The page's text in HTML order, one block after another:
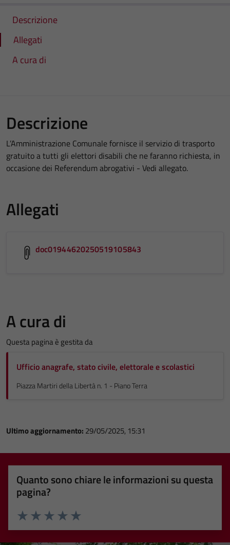
Descrizione
Allegati
A cura di
Descrizione
L’Amministrazione Comunale fornisce il servizio di trasporto
gratuito a tutti gli elettori disabili che ne faranno richiesta, in
occasione dei Referendum abrogativi - Vedi allegato.
Allegati
doc01944620250519105843
A cura di
Questa pagina è gestita da
Ufficio anagrafe, stato civile, elettorale e scolastici
Piazza Martiri della Libertà n. 1 - Piano Terra
Ultimo aggiornamento: 29/05/2025, 15:31
Quanto sono chiare le informazioni su questa
pagina?
Valuta 5 stelle su 5
Valuta 4 stelle su 5
Valuta 3 stelle su 5
Valuta 2 stelle su 5
Valuta 1 stelle su 5